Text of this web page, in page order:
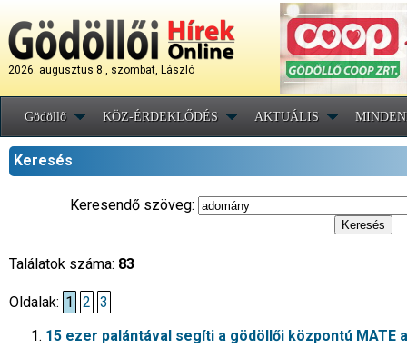
2026. augusztus 8., szombat, László
Gödöllő KÖZ-ÉRDEKLŐDÉS AKTUÁLIS
Keresés
Keresendő szöveg:
Találatok száma: 83
Oldalak: 1 2 3
15 ezer palántával segíti a gödöllői központú MATE